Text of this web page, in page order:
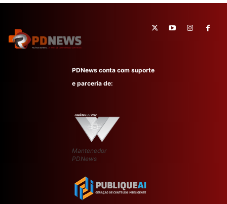
PDNews conta com suporte
e parceria de:
Mantenedor
PDNews